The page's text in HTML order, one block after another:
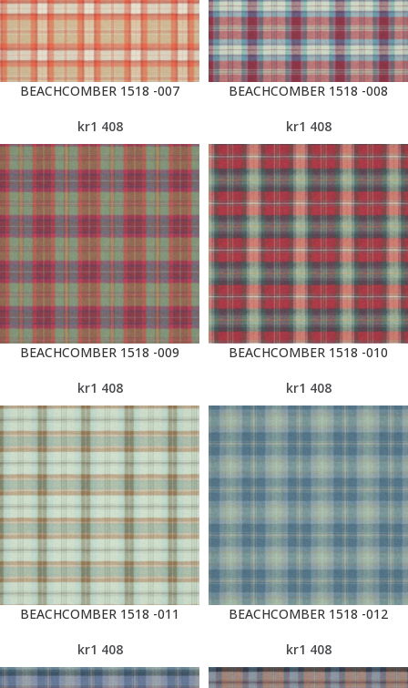
BEACHCOMBER 1518 -007
kr1 408
BEACHCOMBER 1518 -008
kr1 408
BEACHCOMBER 1518 -009
kr1 408
BEACHCOMBER 1518 -010
kr1 408
BEACHCOMBER 1518 -011
kr1 408
BEACHCOMBER 1518 -012
kr1 408